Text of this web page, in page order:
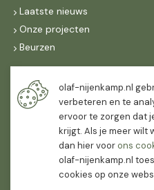
Laatste nieuws
Onze projecten
Beurzen
Maandag t/m vrijdag
07:30-
16:30
12:00
olaf-nijenkamp.nl
verbeteren en te
ervoor te zorgen dat
krijgt. Als je meer wilt
dan hier voorons
olaf-nijenkamp.nl
cookies op onze